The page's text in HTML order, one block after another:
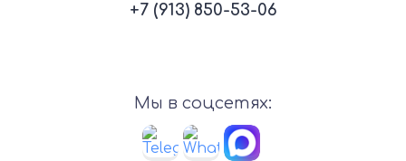
+7 (913) 850-53-06
Мы в соцсетях: